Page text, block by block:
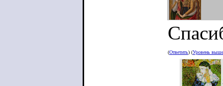
(Ответить) (Уровень выше